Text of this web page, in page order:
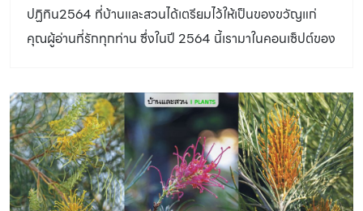
ปฏิทิน2564 ที่บ้านและสวนได้เตรียมไว้ให้เป็นของขวัญแก่
คุณผู้อ่านที่รักทุกท่าน ซึ่งในปี 2564 นี้เรามาในคอนเซ็ปต์ของ